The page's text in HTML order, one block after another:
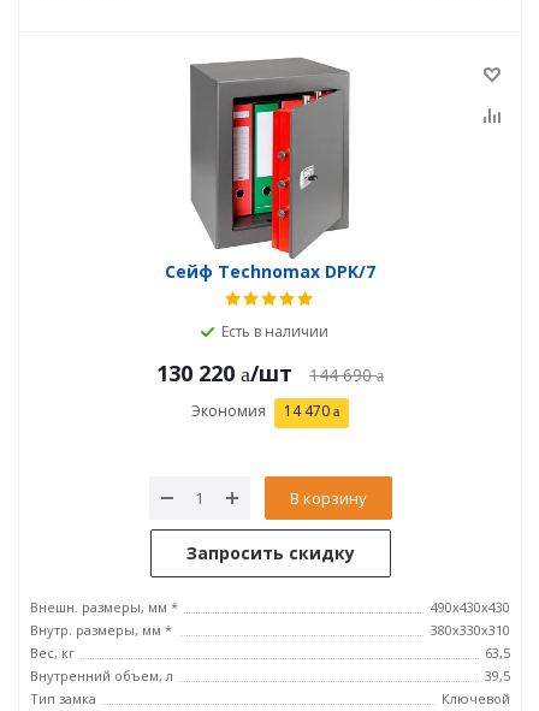
Сейф Technomax DPK/7
Есть в наличии
130 220 /шт 144 690
Экономия 14 470
В корзину
Запросить скидку
Внешн. размеры, мм *
490х430х430
Внутр. размеры, мм *
380х330х310
Вес, кг
63,5
Внутренний объем, л
39,5
Тип замка
Ключевой